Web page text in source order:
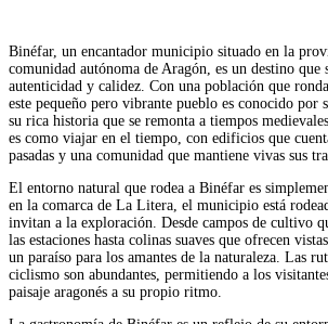
Binéfar, un encantador municipio situado en la
comunidad autónoma de Aragón, es un destino que
autenticidad y calidez. Con una población que
este pequeño pero vibrante pueblo es conocido por
su rica historia que se remonta a tiempos
es como viajar en el tiempo, con edificios que
pasadas y una comunidad que mantiene vivas sus
El entorno natural que rodea a Binéfar es
en la comarca de La Litera, el municipio está
invitan a la exploración. Desde campos de cultivo
las estaciones hasta colinas suaves que ofrecen
un paraíso para los amantes de la naturaleza. Las
ciclismo son abundantes, permitiendo a los
paisaje aragonés a su propio ritmo.